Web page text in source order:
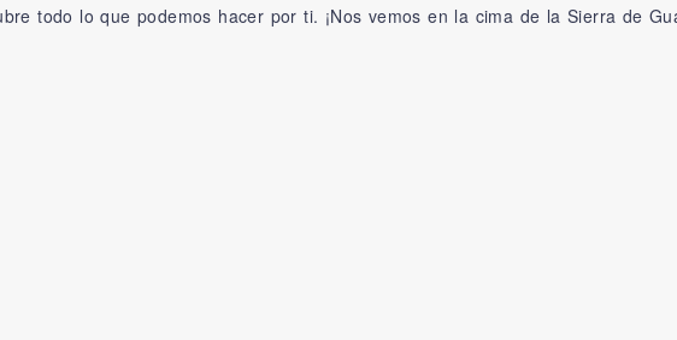
todo lo que podemos hacer por ti. ¡Nos vemos en la cima de la Sierra de